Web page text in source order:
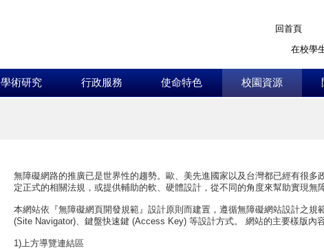
回首頁
在校學
學術研究 行政服務 使命特色 校園資源
無障礙網路的推廣已是世界性的趨勢。歐、美先進國家以及台灣都已經有很多
定正式的相關法規，或提供輔助的軟、硬體設計，從不同的角度來幫助實現無
本網站依『無障礙網頁開發規範』設計原則而建置，遵循無障礙網站設計之規
(Site Navigator)、鍵盤快速鍵 (Access Key) 等設計方式。 網站的主要樣版內
1)上方導覽連結區